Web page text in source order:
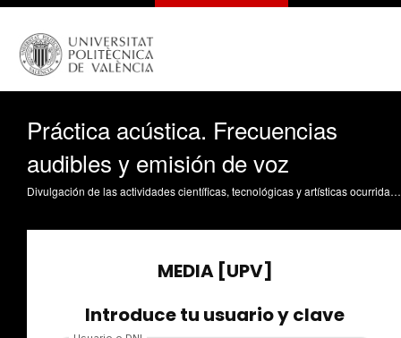
Práctica acústica. Frecuencias
audibles y emisión de voz
Divulgación de las actividades científicas, tecnológicas y artísticas ocurridas en los tres campus de la UPV